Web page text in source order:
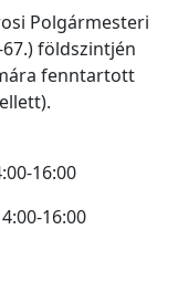
Polgármesteri
földszintjén
fenntartott
16:00
16:00